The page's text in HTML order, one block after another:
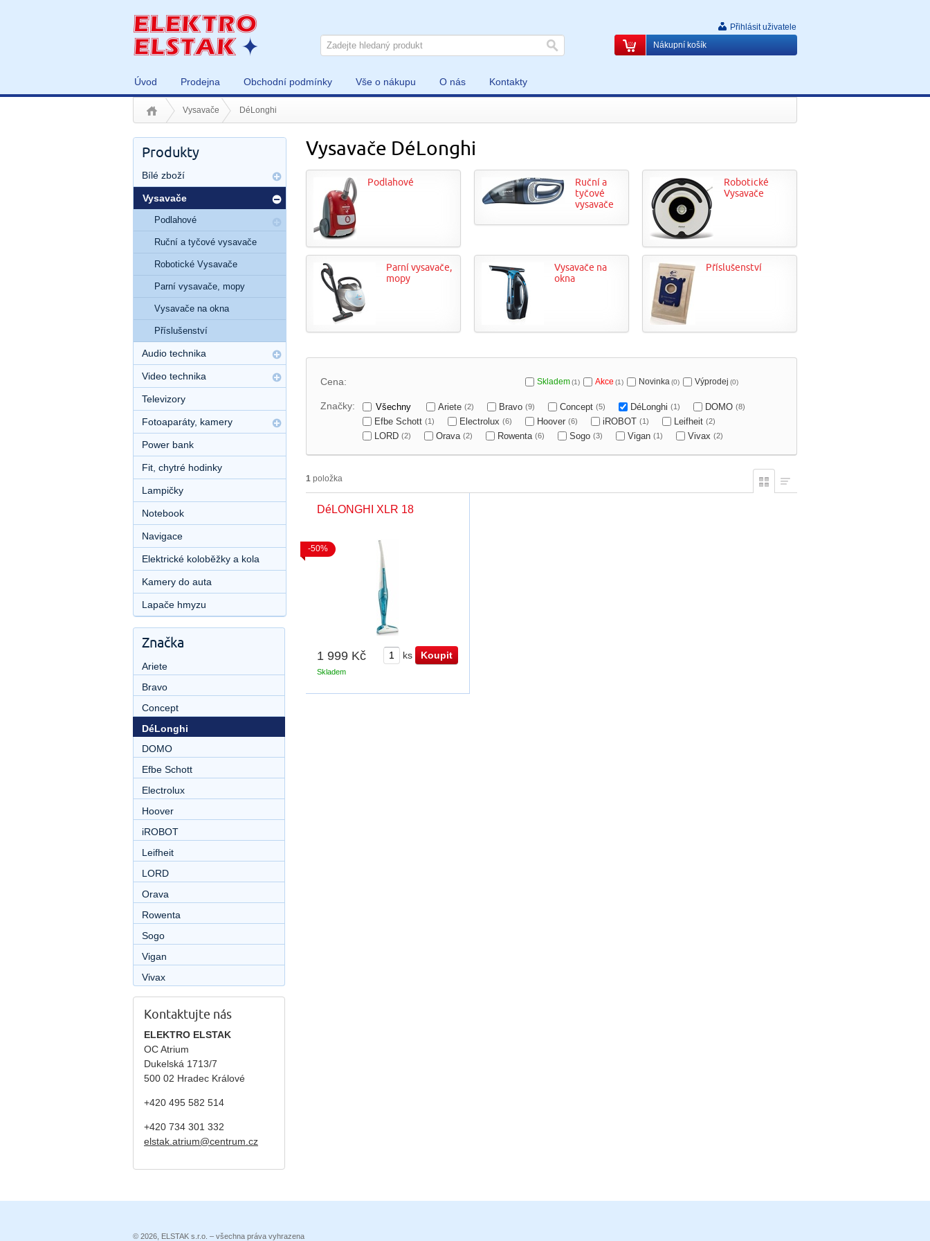
Úvod Prodejna Obchodní podmínky Vše o nákupu O nás Kontakty
Přihlásit uživatele
Nákupní košík
Vysavače DéLonghi
Vysavače DéLonghi
Podlahové
Ruční a
tyčové
vysavače
Robotické
Vysavače
Parní vysavače,
mopy
Vysavače na
okna
Příslušenství
Cena: Skladem(1) Akce (1) Novinka(0) Výprodej (0)
Značky: Všechny Ariete (2) Bravo (9) Concept (5) DéLonghi (1) DOMO (8)
Efbe Schott (1) Electrolux (6) Hoover (6) iROBOT (1) Leifheit (2)
LORD (2) Orava (2) Rowenta (6) Sogo (3) Vigan (1) Vivax (2)
1 položka
DéLONGHI XLR 18
1 999 Kč ks
Skladem
-50%
Produkty
Bílé zboží
Vysavače
Podlahové
Ruční a tyčové vysavače
Robotické Vysavače
Parní vysavače, mopy
Vysavače na okna
Příslušenství
Audio technika
Video technika
Televizory
Fotoaparáty, kamery
Power bank
Fit, chytré hodinky
Lampičky
Notebook
Navigace
Elektrické koloběžky a kola
Kamery do auta
Lapače hmyzu
Značka
Ariete
Bravo
Concept
DéLonghi
DOMO
Efbe Schott
Electrolux
Hoover
iROBOT
Leifheit
LORD
Orava
Rowenta
Sogo
Vigan
Vivax
Kontaktujte nás
ELEKTRO ELSTAK
OC Atrium
Dukelská 1713/7
500 02 Hradec Králové
+420 495 582 514
+420 734 301 332
elstak.atrium@centrum.cz
© 2026, ELSTAK s.r.o. – všechna práva vyhrazena